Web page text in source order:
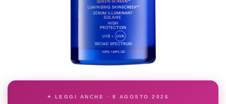
✦ LEGGI ANCHE · 8 AGOSTO 2026